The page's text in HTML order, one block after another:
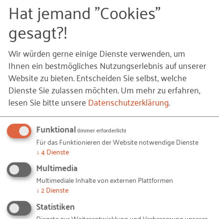
Die Rolle des RKW Baden-Württemberg
Das RKW BW unterstützte Lauréline Bopp intensiv
bei der Entwicklung ihres Geschäftsmodells, der
Finanzplanung und der Auswahl passender
Förderprogramme. Die RKW BW-Fachberater
Sandra Volz und Ahmet Papila begleiteten Lauréline
Bopp in zahlreichen Gesprächen, aus denen ein
tragfähiges Konzept sowie ein starkes Netzwerk
entstanden. Lauréline Bopp beschreibt diese
Begleitung als entscheidend für ihren
Gründungsweg:
jedem Schritt – ob beim Businessplan oder den
Hat jemand "Cookies"
gesagt?!
Wir würden gerne einige Dienste verwenden, um
Ihnen ein bestmögliches Nutzungserlebnis auf unserer
Website zu bieten. Entscheiden Sie selbst, welche
Dienste Sie zulassen möchten.Um mehr zu erfahren,
lesen Sie bitte unsereDatenschutzerklärung.
Funktional(immer erforderlich)
Für das Funktionieren der Website notwendige Dienste
↓ 4Dienste
Multimedia
Multimediale Inhalte von externen Plattformen
↓ 2Dienste
Statistiken